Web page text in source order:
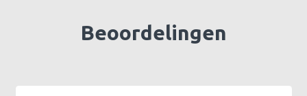
Beoordelingen